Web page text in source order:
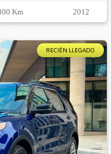
Km 2012
RECIÉN LLEGADO